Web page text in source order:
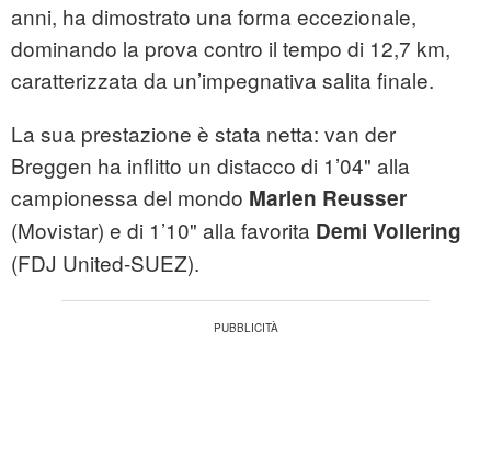
anni, ha dimostrato una forma eccezionale,
dominando la prova contro il tempo di 12,7 km,
caratterizzata da un’impegnativa salita finale.
La sua prestazione è stata netta: van der
Breggen ha inflitto un distacco di 1’04" alla
campionessa del mondo Marlen Reusser
(Movistar) e di 1’10" alla favorita Demi Vollering
(FDJ United-SUEZ).